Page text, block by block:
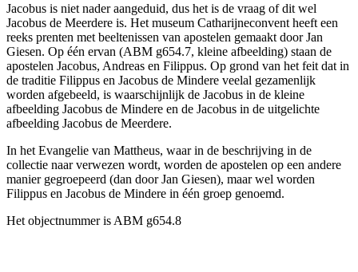
Jacobus is niet nader aangeduid, dus het is de vraag of dit wel
Jacobus de Meerdere is. Het museum Catharijneconvent heeft een
reeks prenten met beeltenissen van apostelen gemaakt door Jan
Giesen. Op één ervan (ABM g654.7, kleine afbeelding) staan de
apostelen Jacobus, Andreas en Filippus. Op grond van het feit dat in
de traditie Filippus en Jacobus de Mindere veelal gezamenlijk
worden afgebeeld, is waarschijnlijk de Jacobus in de kleine
afbeelding Jacobus de Mindere en de Jacobus in de uitgelichte
afbeelding Jacobus de Meerdere.
In het Evangelie van Mattheus, waar in de beschrijving in de
collectie naar verwezen wordt, worden de apostelen op een andere
manier gegroepeerd (dan door Jan Giesen), maar wel worden
Filippus en Jacobus de Mindere in één groep genoemd.
Het objectnummer is ABM g654.8